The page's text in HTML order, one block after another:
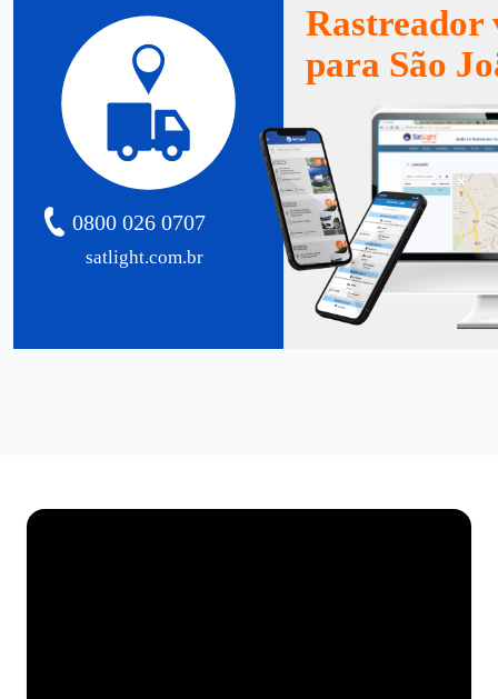
satlight.com.br
0800 026 0707
Rastreador
para São